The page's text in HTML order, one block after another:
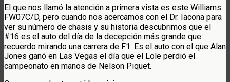
El que nos llamó la atención a primera vista es este Williams
FW07C/D, pero cuando nos acercamos con el Dr. Iacona para
ver su número de chasis y su historia descubrimos que el
#16 es el auto del día de la decepción más grande que
recuerdo mirando una carrera de F1. Es el auto con el que Alan
Jones ganó en Las Vegas el día que el Lole perdió el
campeonato en manos de Nelson Piquet.